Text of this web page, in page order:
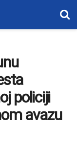
policiji
avazu